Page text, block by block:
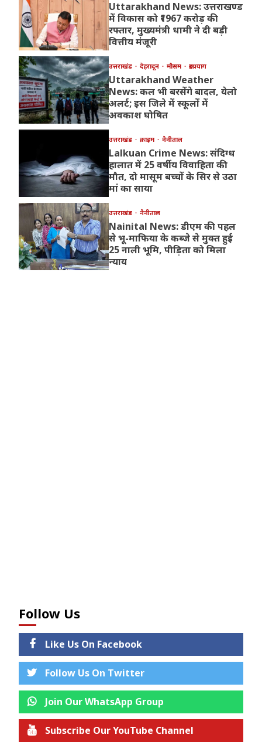
Uttarakhand News: उत्तराखण्ड
में विकास को ₹1967 करोड़ की
रफ्तार, मुख्यमंत्री धामी ने दी बड़ी
वित्तीय मंजूरी
उत्तराखंड देहरादून मौसम रुद्रप्रयाग
Uttarakhand Weather
News: कल भी बरसेंगे बादल, येलो
अलर्ट; इस जिले में स्कूलों में
अवकाश घोषित
उत्तराखंड क्राइम नैनीताल
Lalkuan Crime News: संदिग्ध
हालात में 25 वर्षीय विवाहिता की
मौत, दो मासूम बच्चों के सिर से उठा
मां का साया
उत्तराखंड नैनीताल
Nainital News: डीएम की पहल
से भू-माफिया के कब्जे से मुक्त हुई
25 नाली भूमि, पीड़िता को मिला
न्याय
Follow Us
Like Us On Facebook
Follow Us On Twitter
Join Our WhatsApp Group
Subscribe Our YouTube Channel